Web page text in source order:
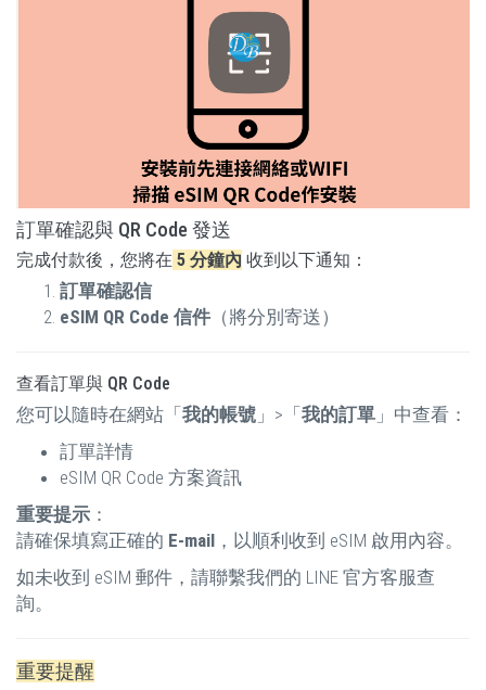
訂單確認與 QR Code 發送
完成付款後，您將在 5 分鐘內 收到以下通知：
訂單確認信
eSIM QR Code 信件 （將分別寄送）
查看訂單與 QR Code
您可以隨時在網站「我的帳號 」>「我的訂單 」中查看：
訂單詳情
eSIM QR Code 方案資訊
重要提示 ：
請確保填寫正確的 E-mail ，以順利收到 eSIM 啟用內容。
如未收到 eSIM 郵件，請聯繫我們的 LINE 官方客服查
詢。
重要提醒